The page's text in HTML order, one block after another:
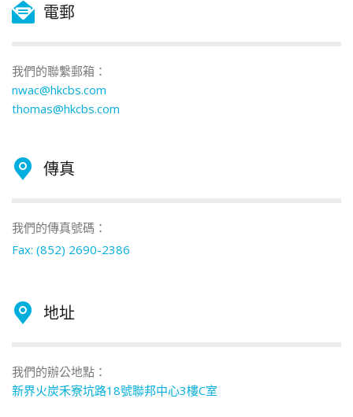
電郵
我們的聯繫郵箱：
nwac@hkcbs.com
thomas@hkcbs.com
傳真
我們的傳真號碼：
Fax: (852) 2690-2386
地址
我們的辦公地點：
新界火炭禾寮坑路18號聯邦中心3樓C室